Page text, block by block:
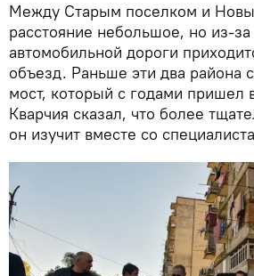
Между Старым поселком и
расстояние небольшое, но из-за
автомобильной дороги
объезд. Раньше эти два района
мост, который с годами пришел
Кварчия сказал, что более
он изучит вместе со